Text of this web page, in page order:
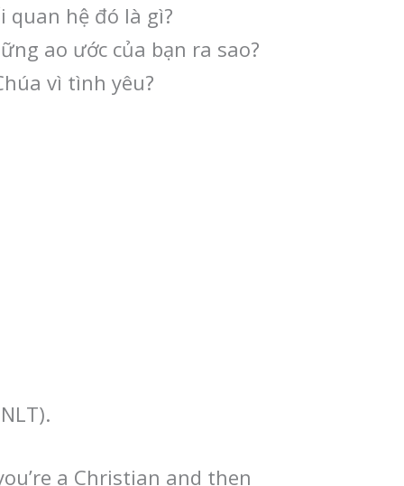
hệ đó là gì?
ao ước của bạn ra sao?
vì tình yêu?
a Christian and then